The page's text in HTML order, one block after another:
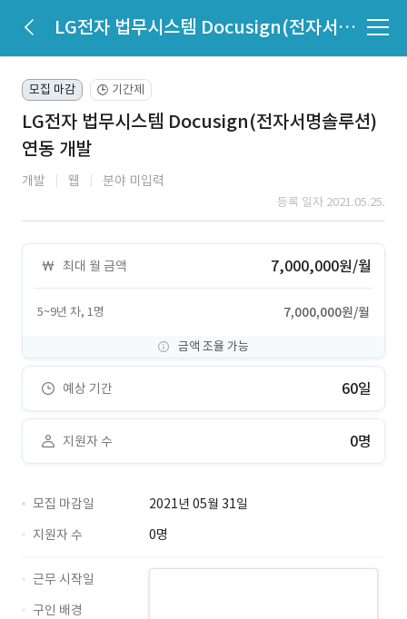
LG전자 법무시스템 Docusign(전자서명솔루션) 연동 개발
모집 마감 🕒 기간제
LG전자 법무시스템 Docusign(전자서명솔루션)
연동 개발
개발 웹 분야 미입력
등록 일자 2021.05.25.
최대 월 금액 7,000,000원/월
5~9년 차, 1명 7,000,000원/월
금액 조율 가능
예상 기간 60일
지원자 수 0명
모집 마감일
2021년 05월 31일
지원자 수
0명
근무 시작일
구인 배경